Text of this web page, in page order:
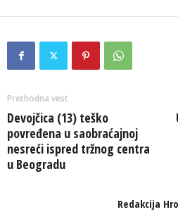
Prethodna vest
Devojčica (13) teško
povređena u saobraćajnoj
nesreći ispred tržnog centra
u Beogradu
Redakcija